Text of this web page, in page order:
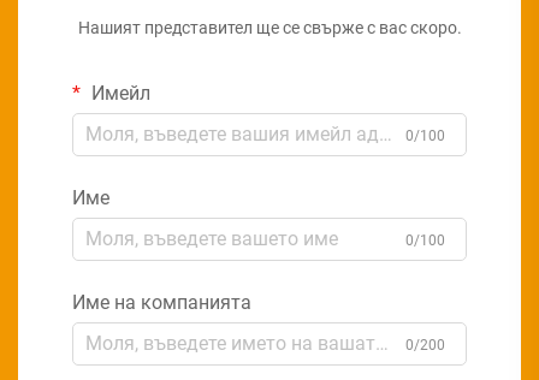
Нашият представител ще се свърже с вас скоро.
Имейл
0/100
Име
0/100
Име на компанията
0/200